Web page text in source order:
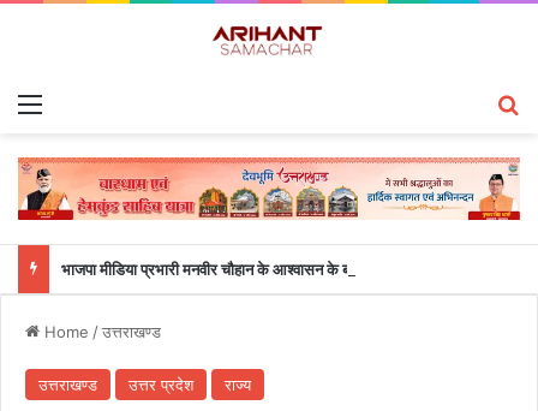
Home /उत्तराखण्ड
उत्तराखण्ड उत्तर प्रदेश राज्य